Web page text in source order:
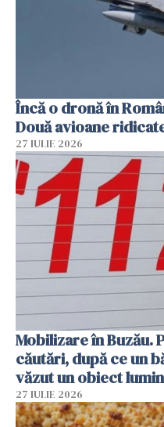
Încă o dronă în
Două avioane
27 IULIE 2026
Mobilizare în Buzău.
căutări, după ce un
văzut un obiect
27 IULIE 2026